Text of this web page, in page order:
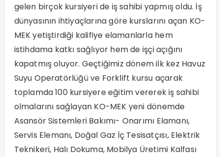
gelen birçok kursiyeri de iş sahibi yapmış oldu. İş
dünyasının ihtiyaçlarına göre kurslarını açan KO-
MEK yetiştirdiği kalifiye elamanlarla hem
istihdama katkı sağlıyor hem de işçi açığını
kapatmış oluyor. Geçtiğimiz dönem ilk kez Havuz
Suyu Operatörlüğü ve Forklift kursu açarak
toplamda 100 kursiyere eğitim vererek iş sahibi
olmalarını sağlayan KO-MEK yeni dönemde
Asansör Sistemleri Bakımı- Onarımı Elamanı,
Servis Elemanı, Doğal Gaz İç Tesisatçısı, Elektrik
Teknikeri, Halı Dokuma, Mobilya Üretimi Kalfası